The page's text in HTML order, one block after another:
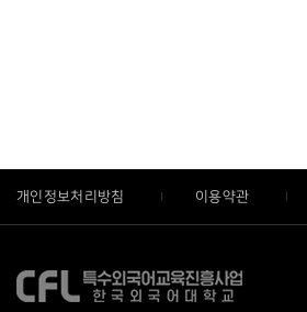
개인정보처리방침 이용약관